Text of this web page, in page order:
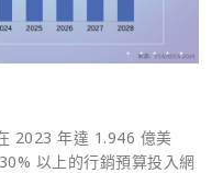
2023 年達 1.946 億美
以上的行銷預算投入網